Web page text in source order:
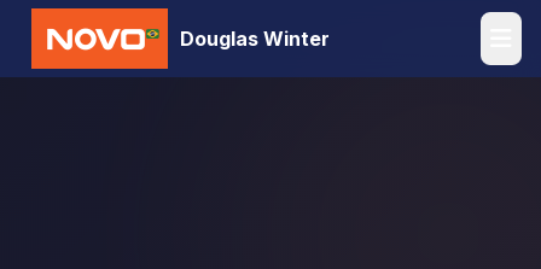
Douglas Winter